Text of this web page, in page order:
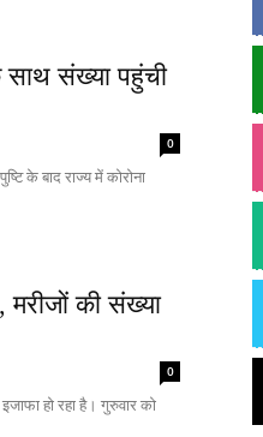
साथ संख्या पहुंची
0
के बाद राज्य में कोरोना
मरीजों की संख्या
0
हो रहा है। गुरुवार को